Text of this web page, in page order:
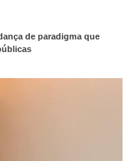
de paradigma que